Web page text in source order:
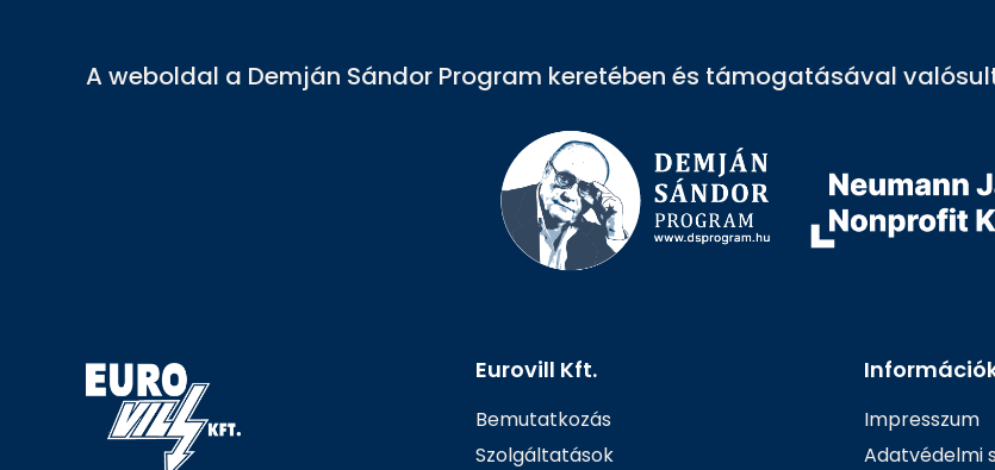
A weboldal a Demján Sándor Program keretében és támogatásával
Eurovill Kft.
Bemutatkozás
Szolgáltatások
Impresszum
Adatvédelmi